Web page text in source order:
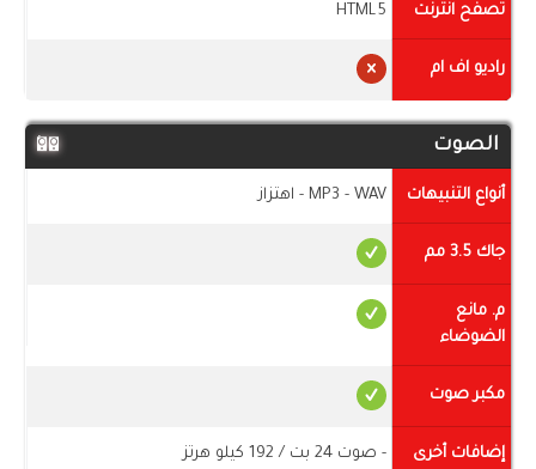
تصفح انترنت HTML5
راديو اف ام
الصوت
أنواع التنبيهات MP3 - WAV - اهتزاز
جاك 3.5 مم
م. مانع
الضوضاء
مكبر صوت
إضافات أخرى
- صوت 24 بت / 192 كيلو هرتز